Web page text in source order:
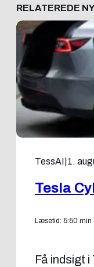
RELATEREDE
TessAI 1.
Tesla
Læsetid: 5:50 min
Få indsigt